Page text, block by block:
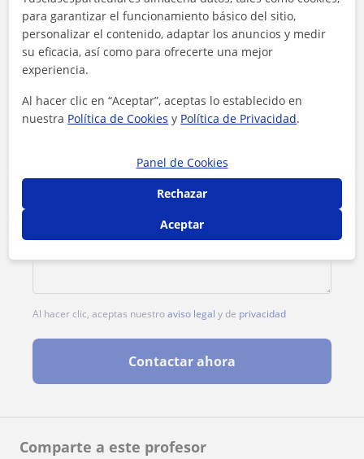
Comparte a este profesor
1ª clase gratis
Al hacer clic, aceptas nuestroaviso legal y de privacidad
Contactar ahora
para garantizar el funcionamiento básico del sitio,
personalizar el contenido, adaptar los anuncios y medir
su eficacia, así como para ofrecerte una mejor
experiencia.
Al hacer clic en “Aceptar”, aceptas lo establecido en
nuestra Política de Cookies y Política de Privacidad.
Panel de Cookies
Rechazar
Aceptar